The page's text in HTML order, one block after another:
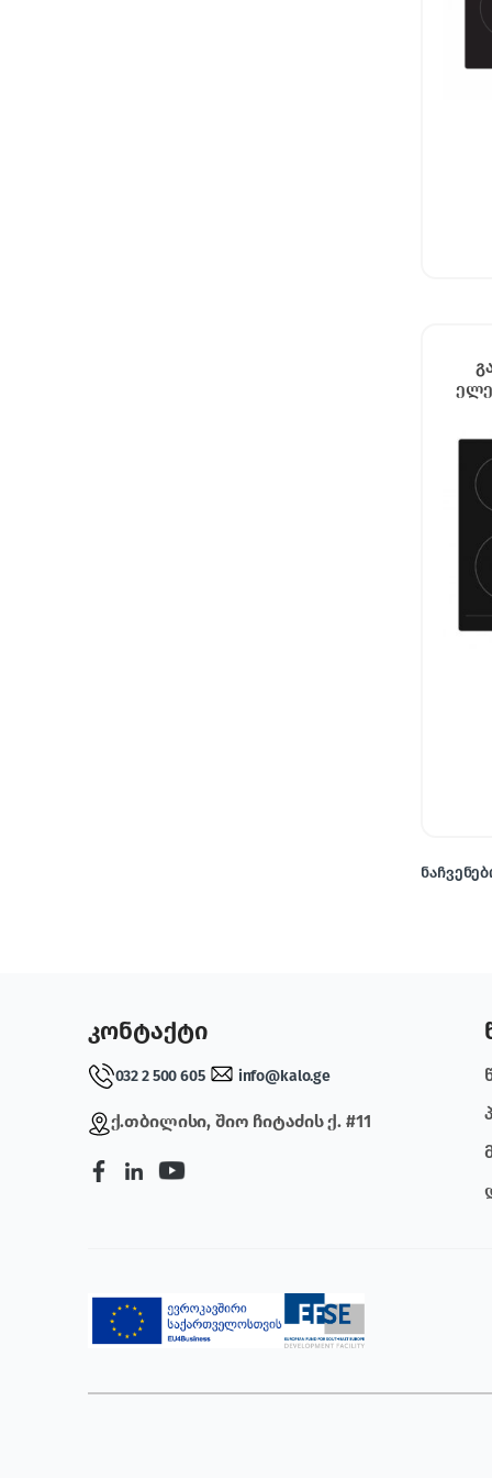
კონტაქტი
032 2 500 605 info@kalo.ge
ქ.თბილისი, შიო ჩიტაძის ქ. #11